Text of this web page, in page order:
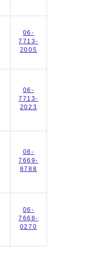
06-
7713-
2005
06-
7713-
2023
06-
7669-
8788
06-
7668-
0270